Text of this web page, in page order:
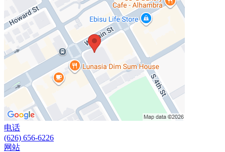
电话
(626) 656-6226
网站